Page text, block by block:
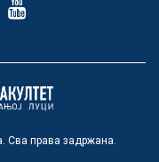
Сва права задржана.